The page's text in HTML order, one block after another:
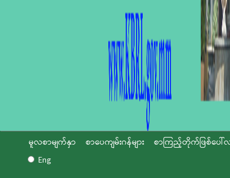
မူလစာမျက်နှာ စာပေကျမ်းဂန်များ
စာကြည့်တိုက်ဖြစ်ပေါ်
Eng